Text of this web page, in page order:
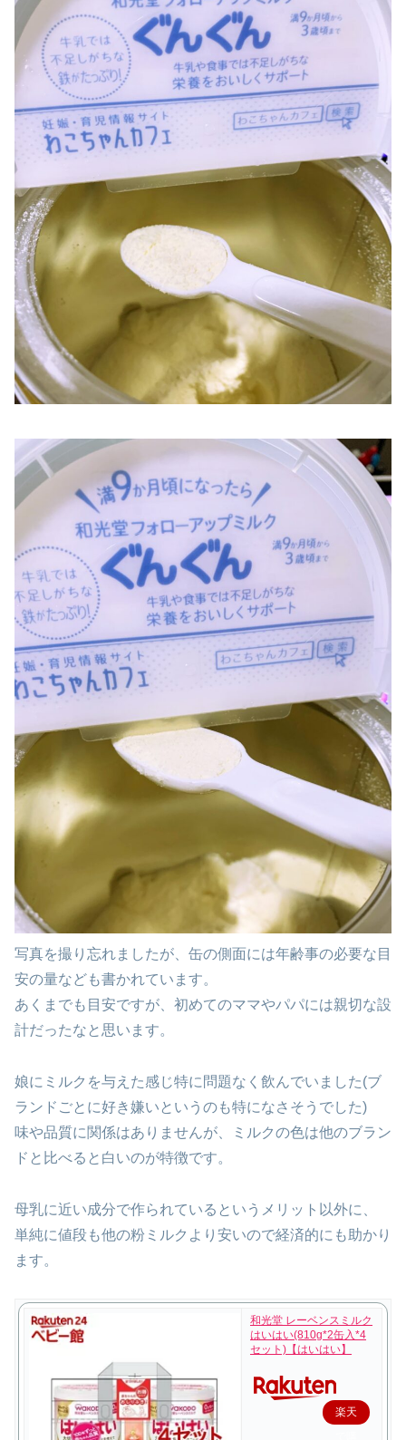
写真を撮り忘れましたが、缶の側面には年齢事の必要な目
安の量なども書かれています。
あくまでも目安ですが、初めてのママやパパには親切な設
計だったなと思います。
娘にミルクを与えた感じ特に問題なく飲んでいました(ブ
ランドごとに好き嫌いというのも特になさそうでした)
味や品質に関係はありませんが、ミルクの色は他のブラン
ドと比べると白いのが特徴です。
母乳に近い成分で作られているというメリット以外に、
単純に値段も他の粉ミルクより安いので経済的にも助かり
ます。
和光堂 レーベンスミルク
はいはい(810g*2缶入*4
セット)【はいはい】
楽天